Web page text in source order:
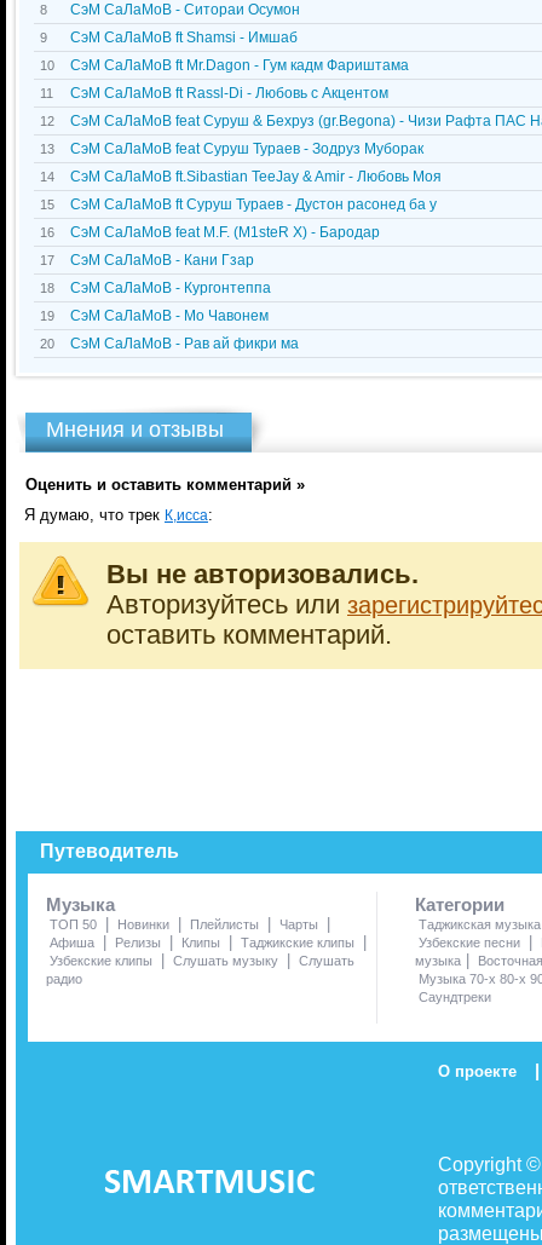
8 СэМ СаЛаМоВ - Ситораи Осумон
9 СэМ СаЛаМоВ ft Shamsi - Имшаб
10 СэМ СаЛаМоВ ft Mr.Dagon - Гум кадм Фариштама
11 СэМ СаЛаМоВ ft Rassl-Di - Любовь с Акцентом
12 СэМ СаЛаМоВ feat Суруш & Бехруз (gr.Begona) - Чизи Рафта ПАС
13 СэМ СаЛаМоВ feat Суруш Тураев - Зодруз Муборак
14 СэМ СаЛаМоВ ft.Sibastian TeeJay & Amir - Любовь Моя
15 СэМ СаЛаМоВ ft Суруш Тураев - Дустон расонед ба у
16 СэМ СаЛаМоВ feat M.F. (M1steR X) - Бародар
17 СэМ СаЛаМоВ - Кани Гзар
18 СэМ СаЛаМоВ - Кургонтеппа
19 СэМ СаЛаМоВ - Мо Чавонем
20 СэМ СаЛаМоВ - Рав ай фикри ма
Мнения и отзывы
Оценить и оставить комментарий »
Я думаю, что трек К,исса:
Вы не авторизовались.
Авторизуйтесь или
оставить комментарий.
Путеводитель
Музыка
ТОП 50 | Новинки | Плейлисты | Чарты |
Афиша | Релизы | Клипы | Таджикские клипы |
Узбекские клипы | Слушать музыку | Слушать
радио
Категории
Таджикская музыка
Узбекские песни
|
музыка |
Музыка 70-х 80-х
Саундтреки
О проекте |
Copyright
размещены